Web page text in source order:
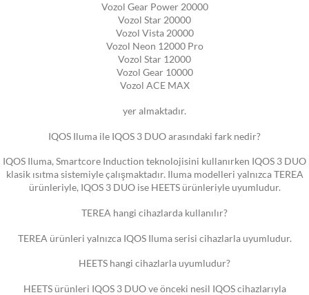
Vozol Gear Power 20000
Vozol Star 20000
Vozol Vista 20000
Vozol Neon 12000 Pro
Vozol Star 12000
Vozol Gear 10000
Vozol ACE MAX
yer almaktadır.
IQOS Iluma ile IQOS 3 DUO arasındaki fark nedir?
IQOS Iluma, Smartcore Induction teknolojisini kullanırken IQOS 3 DUO
klasik ısıtma sistemiyle çalışmaktadır. Iluma modelleri yalnızca TEREA
ürünleriyle, IQOS 3 DUO ise HEETS ürünleriyle uyumludur.
TEREA hangi cihazlarda kullanılır?
TEREA ürünleri yalnızca IQOS Iluma serisi cihazlarla uyumludur.
HEETS hangi cihazlarla uyumludur?
HEETS ürünleri IQOS 3 DUO ve önceki nesil IQOS cihazlarıyla